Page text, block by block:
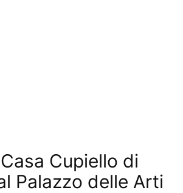
Cupiello di
Palazzo delle Arti